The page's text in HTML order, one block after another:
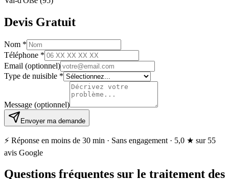
Devis Gratuit
Nom *
Téléphone *
Email (optionnel)
Type de nuisible *
Message (optionnel)
Envoyer ma demande
⚡ Réponse en moins de 30 min · Sans engagement · 5,0 ★ sur 55
avis Google
Questions fréquentes sur le traitement des